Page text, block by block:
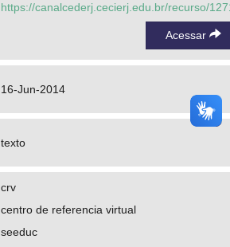
https://canalcederj.cecierj.edu.br/recurso/
Acessar
16-Jun-2014
texto
crv
centro de referencia virtual
seeduc